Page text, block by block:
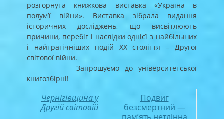
розгорнута книжкова виставка «Україна в
полум’ї війни». Виставка зібрала видання
історичних досліджень, що висвітлюють
причини, перебіг і наслідки однієї з найбільших
і найтрагічніших подій ХХ століття – Другої
світової війни.
Запрошуємо до університетської
книгозбірні!
Чернігівщина у
Другій світовій
Подвиг
безсмертний —